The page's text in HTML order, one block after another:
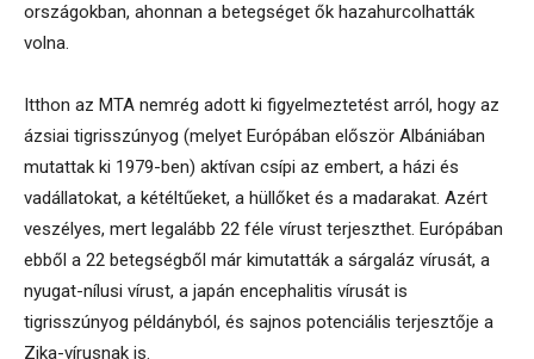
országokban, ahonnan a betegséget ők hazahurcolhatták
volna.
Itthon az MTA nemrég adott ki figyelmeztetést arról, hogy az
ázsiai tigrisszúnyog (melyet Európában először Albániában
mutattak ki 1979-ben) aktívan csípi az embert, a házi és
vadállatokat, a kétéltűeket, a hüllőket és a madarakat. Azért
veszélyes, mert legalább 22 féle vírust terjeszthet. Európában
ebből a 22 betegségből már kimutatták a sárgaláz vírusát, a
nyugat-nílusi vírust, a japán encephalitis vírusát is
tigrisszúnyog példányból, és sajnos potenciális terjesztője a
Zika-vírusnak is.